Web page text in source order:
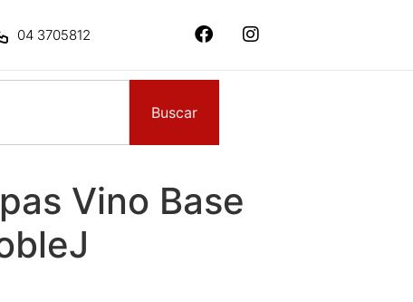
04 3705812
Buscar
Vino Base